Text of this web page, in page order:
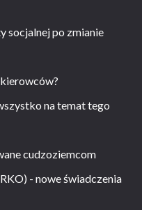
socjalnej po zmianie
na temat tego
cudzoziemcom
- nowe świadczenia